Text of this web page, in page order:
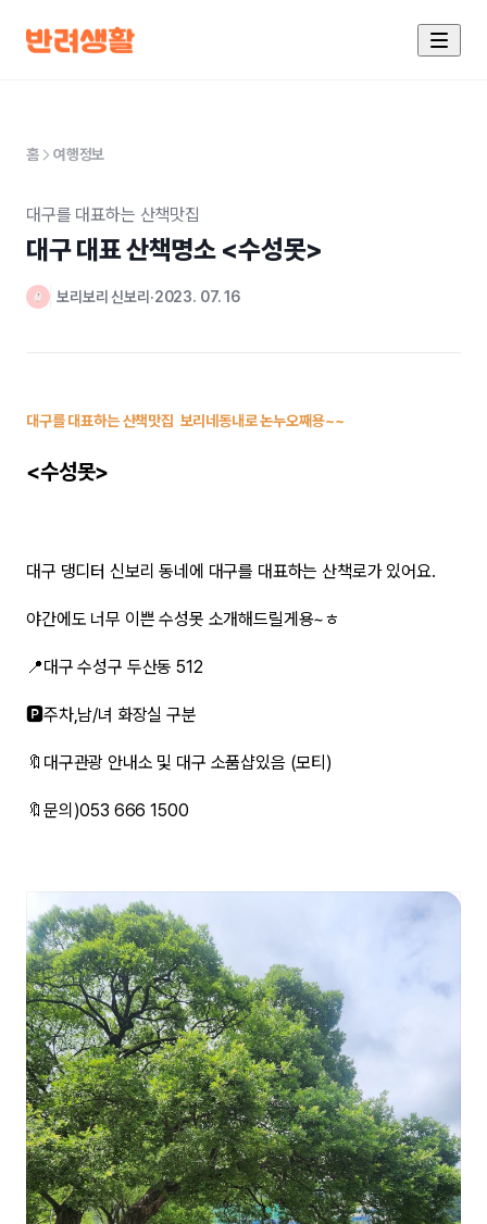
홈 여행정보
대구를 대표하는 산책맛집
대구 대표 산책명소 <수성못>
보리보리 신보리 2023. 07. 16
대구를 대표하는 산책맛집 보리네동내로 논누오째용~~
<수성못>
대구 댕디터 신보리 동네에 대구를 대표하는 산책로가 있어요.
야간에도 너무 이쁜 수성못 소개해드릴게용~ㅎ
📍대구 수성구 두산동 512
🅿️주차,남/녀 화장실 구분
🔖대구관광 안내소 및 대구 소품샵있음 (모티)
🔖문의)053 666 1500